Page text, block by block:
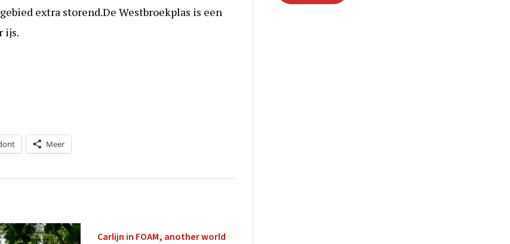
extra storend.De Westbroekplas is een
ijs.
Meer
Carlijn in FOAM, another world